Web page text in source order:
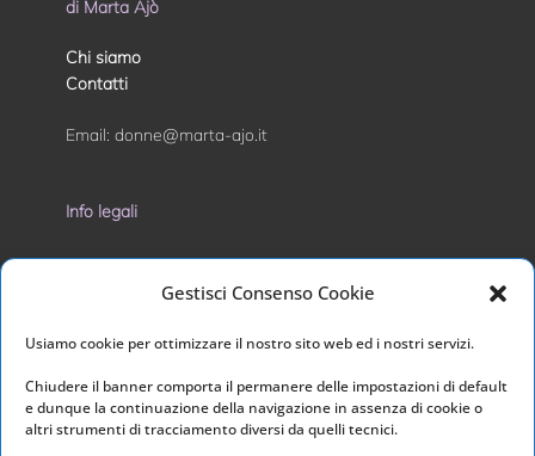
Gestisci Consenso Cookie
Usiamo cookie per ottimizzare il nostro sito web ed i nostri servizi.
Chiudere il banner comporta il permanere delle impostazioni di default
e dunque la continuazione della navigazione in assenza di cookie o
altri strumenti di tracciamento diversi da quelli tecnici.
di Marta Ajò
Chi siamo
Contatti
Email: donne@marta-ajo.it
Info legali
Privacy Policy
Cookie Policy